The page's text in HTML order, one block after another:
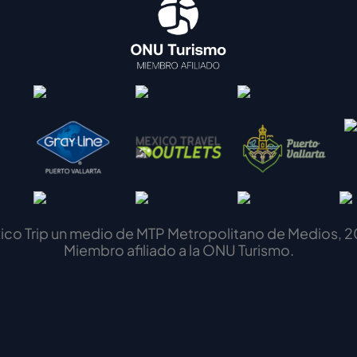
Trip un medio de MTP Metropolitano de Medios,
Miembro afiliado a la ONU Turismo.